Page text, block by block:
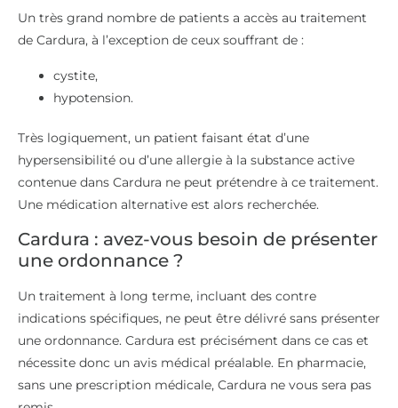
Un très grand nombre de patients a accès au traitement
de Cardura, à l’exception de ceux souffrant de :
cystite,
hypotension.
Très logiquement, un patient faisant état d’une
hypersensibilité ou d’une allergie à la substance active
contenue dans Cardura ne peut prétendre à ce traitement.
Une médication alternative est alors recherchée.
Cardura : avez-vous besoin de présenter
une ordonnance ?
Un traitement à long terme, incluant des contre
indications spécifiques, ne peut être délivré sans présenter
une ordonnance. Cardura est précisément dans ce cas et
nécessite donc un avis médical préalable. En pharmacie,
sans une prescription médicale, Cardura ne vous sera pas